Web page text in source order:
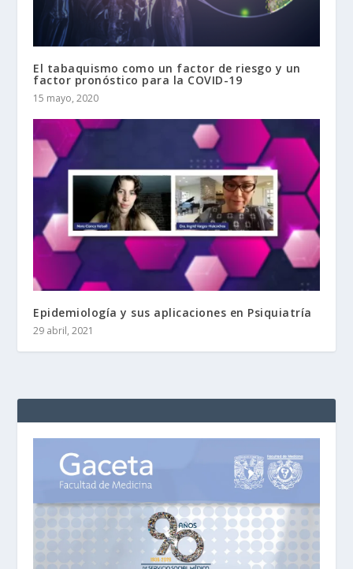
El tabaquismo como un factor de riesgo y un
factor pronóstico para la COVID-19
15 mayo, 2020
Epidemiología y sus aplicaciones en Psiquiatría
29 abril, 2021